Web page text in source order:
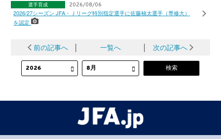
選手育成 2026/08/06
2026/27シーズン JFA・Ｊリーグ特別指定選手に佐藤柚太選手（専修大）
を認定
前の記事へ │ 一覧へ │ 次の記事へ